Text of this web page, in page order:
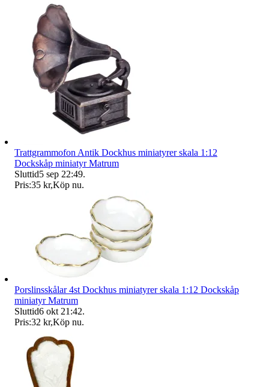
Trattgrammofon Antik Dockhus miniatyrer skala 1:12
Dockskåp miniatyr Matrum
Sluttid5 sep 22:49.
Pris:35 kr,Köp nu.
Porslinsskålar 4st Dockhus miniatyrer skala 1:12 Dockskåp
miniatyr Matrum
Sluttid6 okt 21:42.
Pris:32 kr,Köp nu.